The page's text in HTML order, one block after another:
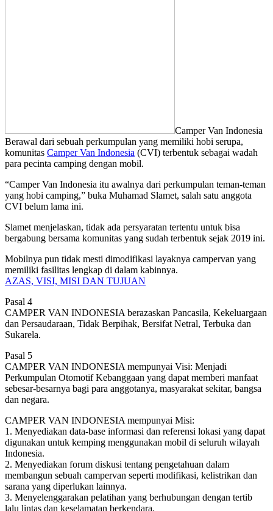
Camper Van Indonesia
Berawal dari sebuah perkumpulan yang memiliki hobi serupa,
komunitas Camper Van Indonesia (CVI) terbentuk sebagai wadah
para pecinta camping dengan mobil.
“Camper Van Indonesia itu awalnya dari perkumpulan teman-teman
yang hobi camping,” buka Muhamad Slamet, salah satu anggota
CVI belum lama ini.
Slamet menjelaskan, tidak ada persyaratan tertentu untuk bisa
bergabung bersama komunitas yang sudah terbentuk sejak 2019 ini.
Mobilnya pun tidak mesti dimodifikasi layaknya campervan yang
memiliki fasilitas lengkap di dalam kabinnya.
AZAS, VISI, MISI DAN TUJUAN
Pasal 4
CAMPER VAN INDONESIA berazaskan Pancasila, Kekeluargaan
dan Persaudaraan, Tidak Berpihak, Bersifat Netral, Terbuka dan
Sukarela.
Pasal 5
CAMPER VAN INDONESIA mempunyai Visi: Menjadi
Perkumpulan Otomotif Kebanggaan yang dapat memberi manfaat
sebesar-besarnya bagi para anggotanya, masyarakat sekitar, bangsa
dan negara.
CAMPER VAN INDONESIA mempunyai Misi:
1. Menyediakan data-base informasi dan referensi lokasi yang dapat
digunakan untuk kemping menggunakan mobil di seluruh wilayah
Indonesia.
2. Menyediakan forum diskusi tentang pengetahuan dalam
membangun sebuah campervan seperti modifikasi, kelistrikan dan
sarana yang diperlukan lainnya.
3. Menyelenggarakan pelatihan yang berhubungan dengan tertib
lalu lintas dan keselamatan berkendara.